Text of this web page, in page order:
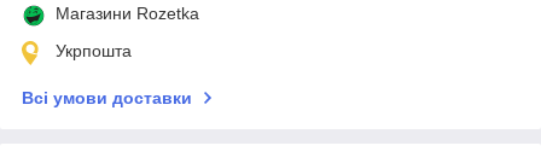
Магазини Rozetka
Укрпошта
Всі умови доставки